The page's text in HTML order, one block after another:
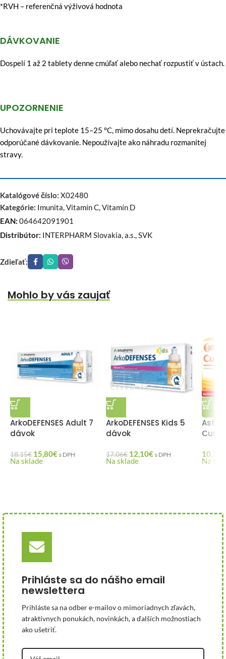
*RVH – referenčná výživová hodnota
DÁVKOVANIE
Dospelí 1 až 2 tablety denne cmúľať alebo nechať rozpustiť v ústach.
UPOZORNENIE
Uchovávajte pri teplote 15–25 °C, mimo dosahu detí. Neprekračujte
odporúčané dávkovanie. Nepoužívajte ako náhradu rozmanitej
stravy.
Katalógové číslo: X02480
Kategórie: Imunita Vitamín C Vitamín D
EAN: 064642091901
Distribútor: INTERPHARM Slovakia, a.s., SVK
Zdieľať:
Mohlo by vás zaujať
ArkoDEFENSES Adult 7
dávok
18,15€ 15,80€ s DPH
Na sklade
ArkoDEFENSES Kids 5
dávok
17,06€ 12,10€ s DPH
Na sklade
Cum
10,13
Na
Prihláste sa do nášho email
newslettera
Prihláste sa na odber e-mailov o mimoriadnych zľavách,
atraktívnych ponukách, novinkách, a ďalších možnostiach
ako ušetriť.